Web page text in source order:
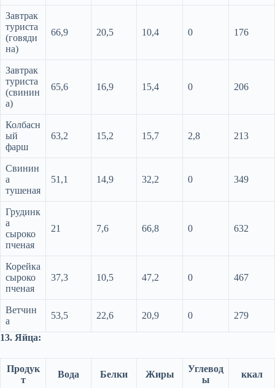
Завтрак
туриста
(говяди
на)
66,9 20,5 10,4 0 176
Завтрак
туриста
(свинин
а)
65,6 16,9 15,4 0 206
Колбасн
ый
фарш
63,2 15,2 15,7 2,8 213
Свинин
а
тушеная
51,1 14,9 32,2 0 349
Грудинк
а
сыроко
пченая
21 7,6 66,8 0 632
Корейка
сыроко
пченая
37,3 10,5 47,2 0 467
Ветчин
а
53,5 22,6 20,9 0 279
13. Яйца:
Продук
т
Вода Белки Жиры
Углевод
ы
ккал